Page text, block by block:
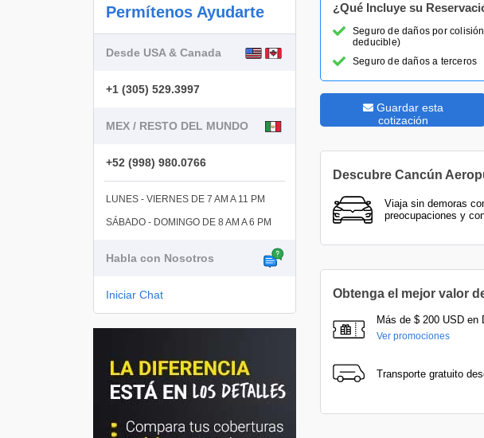
Permítenos Ayudarte
Desde USA & Canada
+1 (305) 529.3997
MEX / RESTO DEL MUNDO
+52 (998) 980.0766
LUNES - VIERNES DE 7 AM A 11 PM
SÁBADO - DOMINGO DE 8 AM A 6 PM
Habla con Nosotros
Iniciar Chat
¿Qué Incluye su
Seguro de daños por
deducible)
Seguro de daños a terceros
Guardar esta
cotización
Descubre Cancún
Viaja sin demoras
preocupaciones y
Obtenga el mejor valor
Más de $ 200 USD en
Ver promociones
Transporte gratuito